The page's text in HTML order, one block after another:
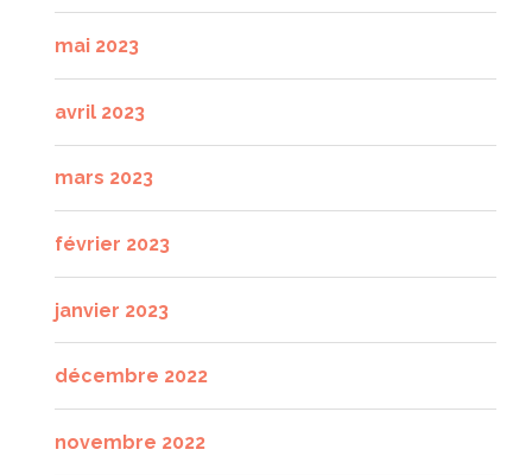
mai 2023
avril 2023
mars 2023
février 2023
janvier 2023
décembre 2022
novembre 2022